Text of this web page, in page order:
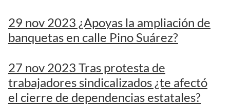
29 nov 2023 ¿Apoyas la ampliación de
banquetas en calle Pino Suárez?
27 nov 2023 Tras protesta de
trabajadores sindicalizados ¿te afectó
el cierre de dependencias estatales?